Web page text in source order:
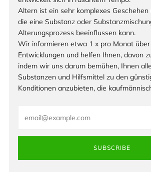
Altern ist ein sehr komplexes
die eine Substanz oder
Alterungsprozess beeinflussen kann.
Wir informieren etwa 1 x pro Monat
Entwicklungen und helfen Ihnen, davon
indem wir uns darum bemühen, Ihnen
Substanzen und Hilfsmittel zu den
Konditionen anzubieten, die
SUBSCRIBE